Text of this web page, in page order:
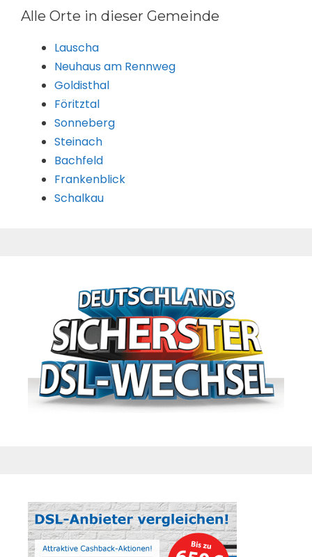
Alle Orte in dieser Gemeinde
Lauscha
Neuhaus am Rennweg
Goldisthal
Föritztal
Sonneberg
Steinach
Bachfeld
Frankenblick
Schalkau